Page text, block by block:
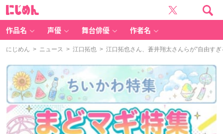
作品名 声優 舞台俳優 作者名
にじめん > ニュース > 江口拓也 > 江口拓也さん、蒼井翔太さんらが”自由す